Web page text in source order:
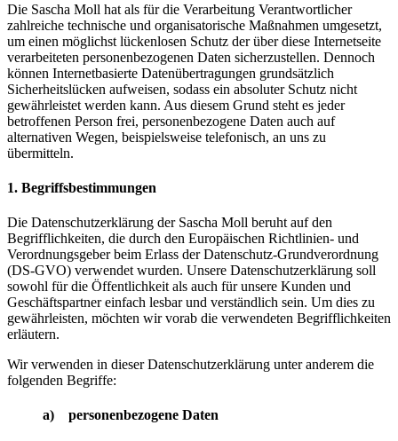
Die Sascha Moll hat als für die Verarbeitung Verantwortlicher
zahlreiche technische und organisatorische Maßnahmen umgesetzt,
um einen möglichst lückenlosen Schutz der über diese Internetseite
verarbeiteten personenbezogenen Daten sicherzustellen. Dennoch
können Internetbasierte Datenübertragungen grundsätzlich
Sicherheitslücken aufweisen, sodass ein absoluter Schutz nicht
gewährleistet werden kann. Aus diesem Grund steht es jeder
betroffenen Person frei, personenbezogene Daten auch auf
alternativen Wegen, beispielsweise telefonisch, an uns zu
übermitteln.
1. Begriffsbestimmungen
Die Datenschutzerklärung der Sascha Moll beruht auf den
Begrifflichkeiten, die durch den Europäischen Richtlinien- und
Verordnungsgeber beim Erlass der Datenschutz-Grundverordnung
(DS-GVO) verwendet wurden. Unsere Datenschutzerklärung soll
sowohl für die Öffentlichkeit als auch für unsere Kunden und
Geschäftspartner einfach lesbar und verständlich sein. Um dies zu
gewährleisten, möchten wir vorab die verwendeten Begrifflichkeiten
erläutern.
Wir verwenden in dieser Datenschutzerklärung unter anderem die
folgenden Begriffe:
a) personenbezogene Daten